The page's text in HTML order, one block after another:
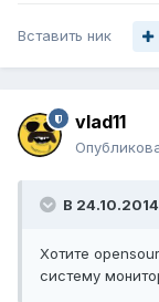
Вставить ник
vlad11
В
Хотите
систему